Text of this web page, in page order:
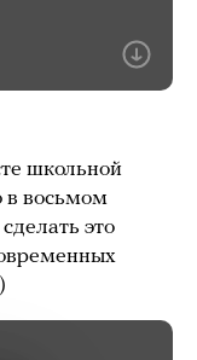
школьной
в восьмом
это